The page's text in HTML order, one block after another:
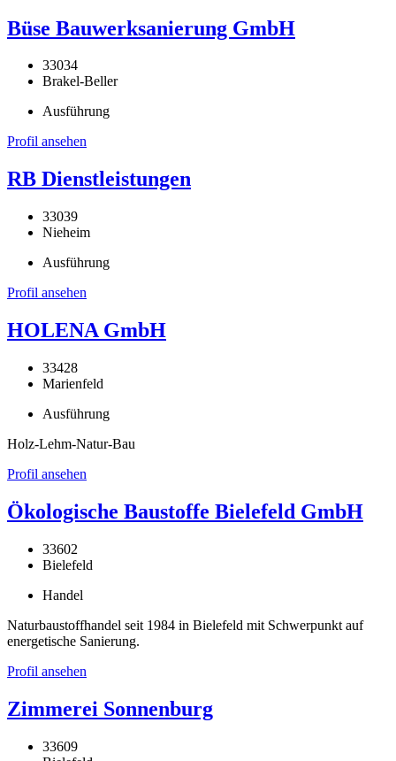
Büse Bauwerksanierung GmbH
33034
Brakel-Beller
Ausführung
Profil ansehen
RB Dienstleistungen
33039
Nieheim
Ausführung
Profil ansehen
HOLENA GmbH
33428
Marienfeld
Ausführung
Holz-Lehm-Natur-Bau
Profil ansehen
Ökologische Baustoffe Bielefeld GmbH
33602
Bielefeld
Handel
Naturbaustoffhandel seit 1984 in Bielefeld mit Schwerpunkt auf
energetische Sanierung.
Profil ansehen
Zimmerei Sonnenburg
33609